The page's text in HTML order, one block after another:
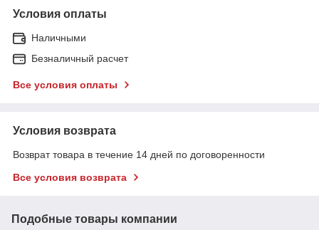
Условия оплаты
Наличными
Безналичный расчет
Все условия оплаты
Условия возврата
Возврат товара в течение 14 дней по договоренности
Все условия возврата
Подобные товары компании